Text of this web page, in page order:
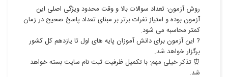
روش آزمون: تعداد سوالات بالا و وقت محدود ویژگی اصلی این
آزمون بوده و امتیاز نفرات برتر بر مبنای تعداد پاسخ صحیح در زمان
کمتر محاسبه می شود.
? این آزمون برای دانش آموزان پایه های اول تا یازدهم کل کشور
برگزار خواهد شد.
⏰ تذکر خیلی مهم: با تکمیل ظرفیت ثبت نام سایت بسته خواهد
شد.